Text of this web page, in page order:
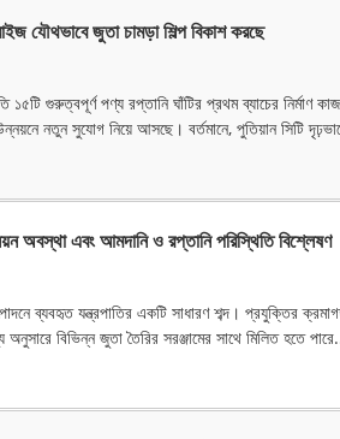
যৌথভাবে জুতা চামড়া শিল্প বিকাশ করছে
গুরুত্বপূর্ণ পণ্য রপ্তানি ঘাঁটির প্রথম ব্যাচের নির্মাণ
নতুন সুযোগ নিয়ে আসছে। বর্তমানে, পুতিয়ান সিটি
অবস্থা এবং আমদানি ও রপ্তানি পরিস্থিতি বিশ্লেষণ
ব্যবহৃত যন্ত্রপাতির একটি সাধারণ শব্দ। প্রযুক্তির
বিভিন্ন জুতা তৈরির সরঞ্জামের সাথে মিলিত হতে